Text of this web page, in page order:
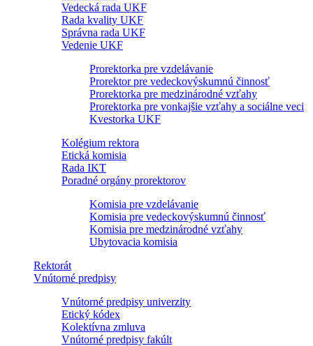
Vedecká rada UKF
Rada kvality UKF
Správna rada UKF
Vedenie UKF
Prorektorka pre vzdelávanie
Prorektor pre vedeckovýskumnú činnosť
Prorektorka pre medzinárodné vzťahy
Prorektorka pre vonkajšie vzťahy a sociálne veci
Kvestorka UKF
Kolégium rektora
Etická komisia
Rada IKT
Poradné orgány prorektorov
Komisia pre vzdelávanie
Komisia pre vedeckovýskumnú činnosť
Komisia pre medzinárodné vzťahy
Ubytovacia komisia
Rektorát
Vnútorné predpisy
Vnútorné predpisy univerzity
Etický kódex
Kolektívna zmluva
Vnútorné predpisy fakúlt